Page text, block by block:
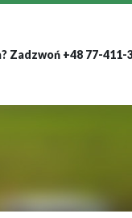
Zadzwoń +48 77-411-